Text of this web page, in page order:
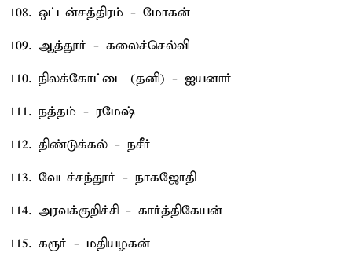
108. ஒட்டன்சத்திரம் - மோகன்
109. ஆத்தூர் - கலைச்செல்வி
110. நிலக்கோட்டை (தனி) - ஐயனார்
111. நத்தம் - ரமேஷ்
112. திண்டுக்கல் - நசீர்
113. வேடச்சந்தூர் - நாகஜோதி
114. அரவக்குறிச்சி - கார்த்திகேயன்
115. கரூர் - மதியழகன்